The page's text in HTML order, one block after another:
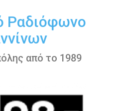
Ραδιόφωνο
από το 1989